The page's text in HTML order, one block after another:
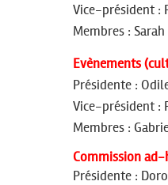
Vice-président :
Membres :
Evènements
Présidente :
Vice-président :
Membres :
Commission
Présidente :